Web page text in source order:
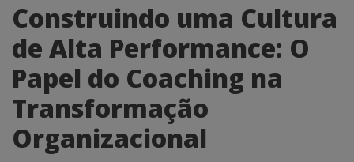
Construindo uma Cultura
de Alta Performance: O
Papel do Coaching na
Transformação
Organizacional